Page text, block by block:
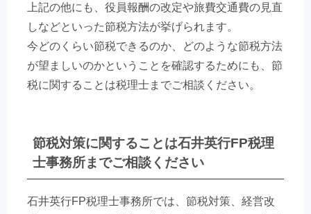
上記の他にも、役員報酬の改定や旅費交通費の見直
しなどといった節税方法が挙げられます。
今どのくらい節税できるのか、どのような節税方法
が望ましいのかということを確認するためにも、節
税に関することは税理士までご相談ください。
節税対策に関することは石井英行FP税理
士事務所までご相談ください
石井英行FP税理士事務所では、節税対策、経営改